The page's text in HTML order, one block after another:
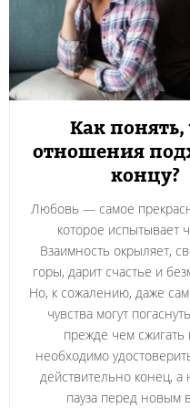
Как понять,
отношения
концу?
Любовь — самое
которое испытывает
Взаимность окрыляет,
горы, дарит счастье и
Но, к сожалению, даже
чувства могут
прежде чем сжигать
необходимо
действительно конец, а
пауза перед новым